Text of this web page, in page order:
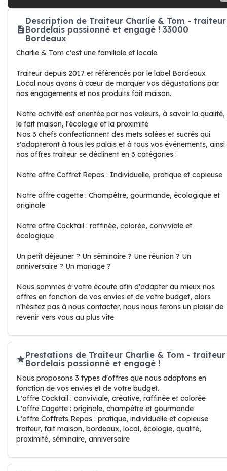
Description de Traiteur Charlie & Tom - traiteur
Bordelais passionné et engagé ! 33000
Bordeaux
Charlie & Tom c'est une familiale et locale.
Traiteur depuis 2017 et référencés par le label Bordeaux
Local nous avons à cœur de marquer vos dégustations par
nos engagements et nos produits fait maison.
Notre activité est orientée par nos valeurs, à savoir la qualité,
le fait maison, l'écologie et la proximité
Nos 3 chefs confectionnent des mets salées et sucrés qui
s'adapteront à tous les palais et à tous vos événements, ainsi
nos offres traiteur se déclinent en 3 catégories :
Notre offre Coffret Repas : Individuelle, pratique et copieuse
Notre offre cagette : Champêtre, gourmande, écologique et
originale
Notre offre Cocktail : raffinée, colorée, conviviale et
écologique
Un petit déjeuner ? Un séminaire ? Une réunion ? Un
anniversaire ? Un mariage ?
Nous sommes à votre écoute afin d'adapter au mieux nos
offres en fonction de vos envies et de votre budget, alors
n'hésitez pas à nous contacter, nous nous ferons un plaisir de
revenir vers vous au plus vite
Prestations de Traiteur Charlie & Tom - traiteur
Bordelais passionné et engagé !
Nous proposons 3 types d'offres que nous adaptons en
fonction de vos envies et de votre budget.
L'offre Cocktail : conviviale, créative, raffinée et colorée
L'offre Cagette : originale, champêtre et gourmande
L'offre Coffrets Repas : pratique, individuelle et copieuse
traiteur, fait maison, bordeaux, local, écologie, qualité,
proximité, séminaire, anniversaire